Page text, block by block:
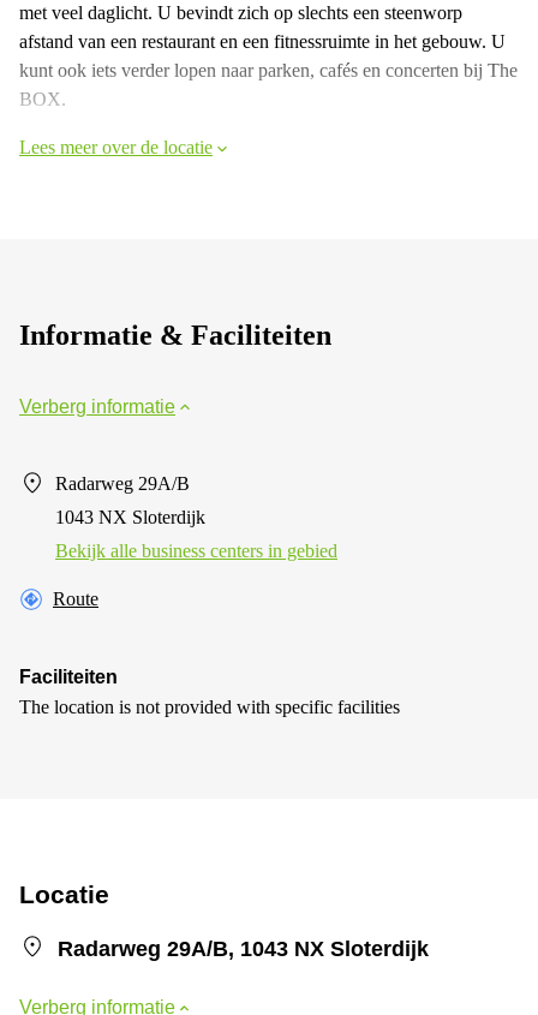
met veel daglicht. U bevindt zich op slechts een steenworp
afstand van een restaurant en een fitnessruimte in het gebouw. U
kunt ook iets verder lopen naar parken, cafés en concerten bij The
BOX.
Lees meer over de locatie
Informatie & Faciliteiten
Verberg informatie
Radarweg 29A/B
1043 NX Sloterdijk
Bekijk alle business centers in gebied
Route
Faciliteiten
The location is not provided with specific facilities
Locatie
Radarweg 29A/B, 1043 NX Sloterdijk
Verberg informatie